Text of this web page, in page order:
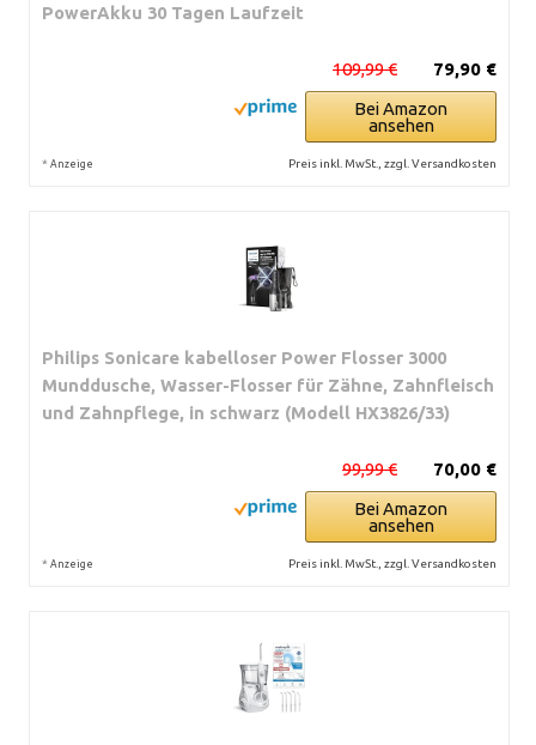
PowerAkku 30 Tagen Laufzeit
79,90 €
109,99 €
Bei Amazon
ansehen
* Anzeige Preis inkl. MwSt., zzgl. Versandkosten
Philips Sonicare kabelloser Power Flosser 3000
Munddusche, Wasser-Flosser für Zähne, Zahnfleisch
und Zahnpflege, in schwarz (Modell HX3826/33)
70,00 €
99,99 €
Bei Amazon
ansehen
* Anzeige Preis inkl. MwSt., zzgl. Versandkosten